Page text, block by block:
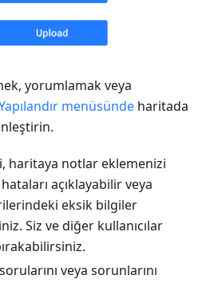
yorumlamak veya
menüsünde haritada
haritaya notlar eklemenizi
açıklayabilir veya
eksik bilgiler
Siz ve diğer kullanıcılar
veya sorunlarını